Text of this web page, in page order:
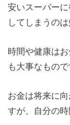
安いスーパー
してしまうの
時間や健康は
も大事なもので
お金は将来に
すが、自分の